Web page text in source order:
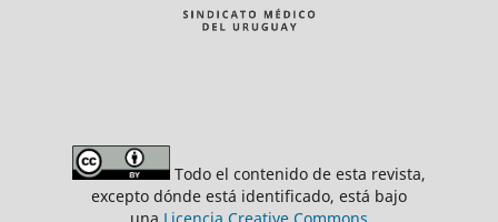
Todo el contenido de esta revista,
excepto dónde está identificado, está bajo
una Licencia Creative Commons